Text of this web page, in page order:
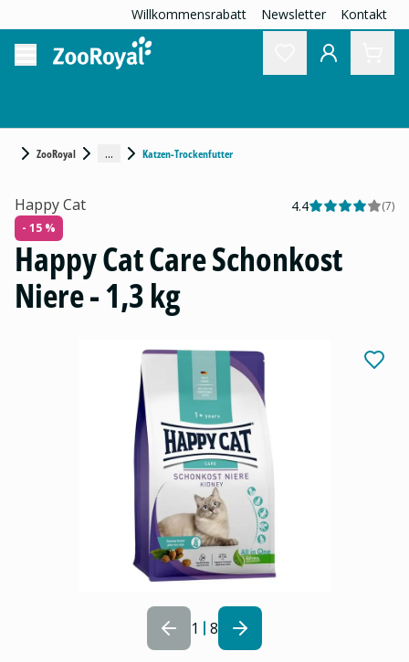
Willkommensrabatt Newsletter Kontakt
ZooRoyal ... Katzen-Trockenfutter
1 8
Happy Cat 4.4 (7)
- 15 %
Happy Cat Care Schonkost
Niere - 1,3 kg